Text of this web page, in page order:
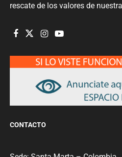
rescate de los valores de
CONTACTO